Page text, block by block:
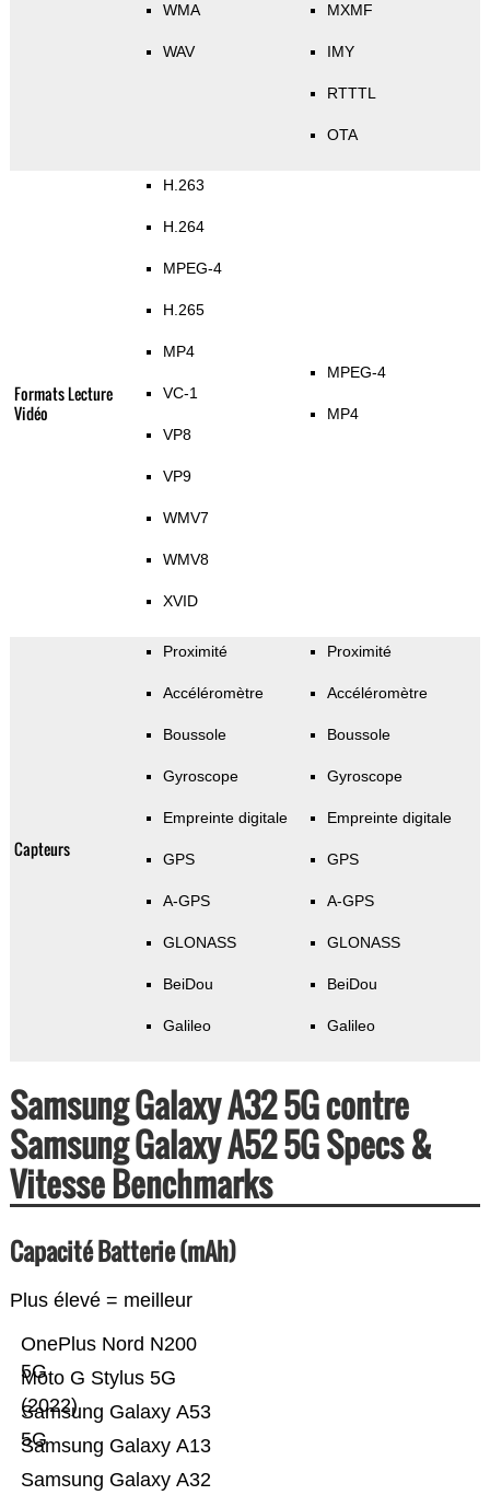
WMA
WAV
MXMF
IMY
RTTTL
OTA
Formats Lecture
Vidéo
H.263
H.264
MPEG-4
H.265
MP4
VC-1
VP8
VP9
WMV7
WMV8
XVID
MPEG-4
MP4
Capteurs
Proximité
Accéléromètre
Boussole
Gyroscope
Empreinte digitale
GPS
A-GPS
GLONASS
BeiDou
Galileo
Proximité
Accéléromètre
Boussole
Gyroscope
Empreinte digitale
GPS
A-GPS
GLONASS
BeiDou
Galileo
Samsung Galaxy A32 5G contre
Samsung Galaxy A52 5G Specs &
Vitesse Benchmarks
Capacité Batterie (mAh)
Plus élevé = meilleur
Samsung Galaxy A32
Samsung Galaxy A13
Samsung Galaxy A53
5G
Moto G Stylus 5G
(2022)
OnePlus Nord N200
5G